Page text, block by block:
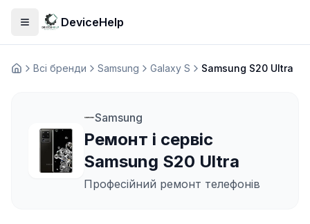
Відкрити меню
DeviceHelp
ДомашняВсі бренди Samsung Galaxy S Samsung S20 Ultra
Samsung
Ремонт і сервіс
Samsung S20 Ultra
Професійний ремонт телефонів